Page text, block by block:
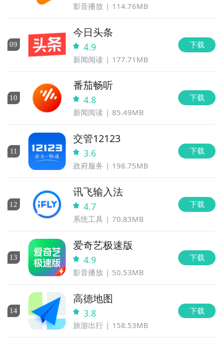
影音播放 114.76MB
09
今日头条
4.9
新闻阅读 177.71MB
下载
10
番茄畅听
4.8
新闻阅读 85.49MB
下载
11
交管12123
3.6
政府服务 198.75MB
下载
12
讯飞输入法
4.7
系统工具 70.83MB
下载
13
爱奇艺极速版
4.9
影音播放 50.53MB
下载
14
高德地图
3.8
旅游出行 158.53MB
下载